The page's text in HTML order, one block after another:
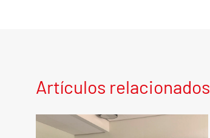
Artículos relacionados